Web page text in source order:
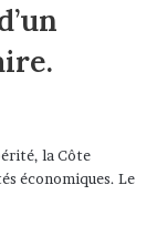
la Côte
économiques. Le